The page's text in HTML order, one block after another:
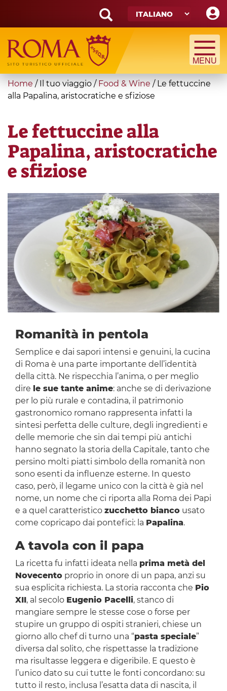
main
content
Search
form
Cerca
You
are
Home / Il tuo viaggio / Food & Wine / Le fettuccine
alla Papalina, aristocratiche e sfiziose
Le fettuccine alla
Papalina, aristocratiche
e sfiziose
Romanità in pentola
Semplice e dai sapori intensi e genuini, la cucina
di Roma è una parte importante dell’identità
della città. Ne rispecchia l’anima, o per meglio
dire le sue tante anime: anche se di derivazione
per lo più rurale e contadina, il patrimonio
gastronomico romano rappresenta infatti la
sintesi perfetta delle culture, degli ingredienti e
delle memorie che sin dai tempi più antichi
hanno segnato la storia della Capitale, tanto che
persino molti piatti simbolo della romanità non
sono esenti da influenze esterne. In questo
caso, però, il legame unico con la città è già nel
nome, un nome che ci riporta alla Roma dei Papi
e a quel caratteristico zucchetto biancousato
come copricapo dai pontefici: la Papalina.
A tavola con il papa
La ricetta fu infatti ideata nella prima metà del
Novecentoproprio in onore di un papa, anzi su
sua esplicita richiesta. La storia racconta che Pio
XII, al secolo Eugenio Pacelli, stanco di
mangiare sempre le stesse cose o forse per
stupire un gruppo di ospiti stranieri, chiese un
giorno allo chef di turno una “pasta speciale”
diversa dal solito, che rispettasse la tradizione
ma risultasse leggera e digeribile. E questo è
l’unico dato su cui tutte le fonti concordano: su
tutto il resto, inclusa l’esatta data di nascita, il